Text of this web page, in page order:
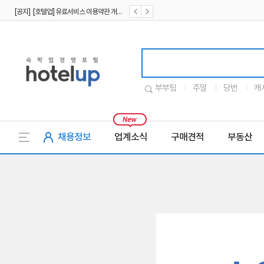
부부팀 주말 당번 캐
채용정보 업계소식 구매견적 부동산